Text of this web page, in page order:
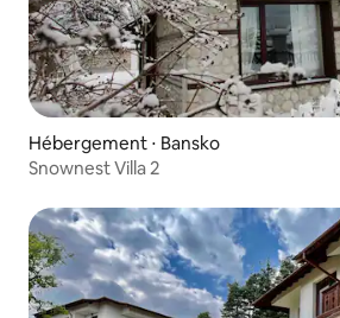
Hébergement ⋅ Bansko
Snownest Villa 2